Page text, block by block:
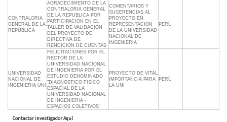
CONTRALORIA
GENERAL DE LA
REPUBLICA
AGRADECIMIENTO DE LA
CONTRALORIA GENERAL
DE LA REPUBLICA POR
PARTICIPACION EN EL
TALLER DE VALIDACION
DEL PROYECTO DE
DIRECTIVA DE
RENDICION DE CUENTAS
COMENTARIOS Y
SUGERENCIAS AL
PROYECTO EN
REPRESENTACION
DE LA UNIVERSIDAD
NACIONAL DE
INGENIERIA
PERÚ
UNIVERSIDAD
NACIONAL DE
INGENIERIA UNI
FELICITACIONES POR EL
RECTOR DE LA
UNIVERSIDAD NACIONAL
DE INGENIERIA POR EL
ESTUDIO DENOMINADO
"DIAGNOSTICO FISICO
ESPACIAL DE LA
UNIVERSIDAD NACIONAL
DE INGENIERIA -
ESPACIOS COLETIVOS"
PROYECTO DE VITAL
IMPORTANCIA PARA
LA UNI
PERÚ
Contactar investigador Aquí